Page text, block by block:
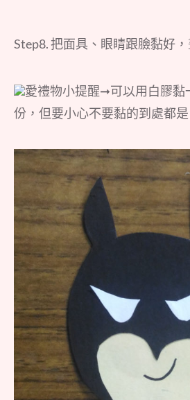
Step8. 把面具、眼睛跟臉黏好
愛禮物小提醒➞可以用白膠黏
份，但要小心不要黏的到處都是